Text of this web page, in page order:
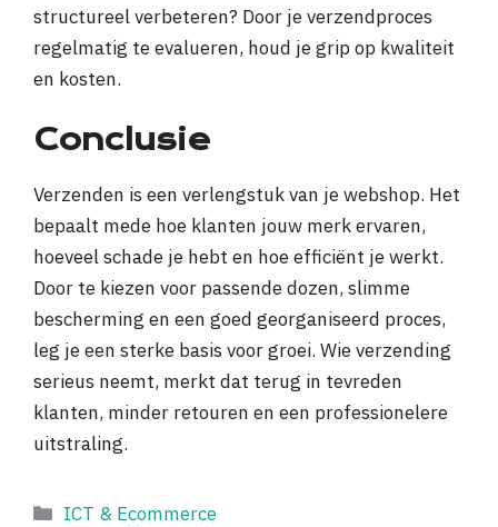
structureel verbeteren? Door je verzendproces
regelmatig te evalueren, houd je grip op kwaliteit
en kosten.
Conclusie
Verzenden is een verlengstuk van je webshop. Het
bepaalt mede hoe klanten jouw merk ervaren,
hoeveel schade je hebt en hoe efficiënt je werkt.
Door te kiezen voor passende dozen, slimme
bescherming en een goed georganiseerd proces,
leg je een sterke basis voor groei. Wie verzending
serieus neemt, merkt dat terug in tevreden
klanten, minder retouren en een professionelere
uitstraling.
Categorieën
ICT & Ecommerce